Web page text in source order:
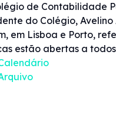
de Contabilidade
do Colégio,
em Lisboa e Porto,
estão abertas a